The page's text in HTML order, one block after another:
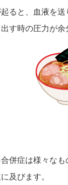
ると、血液を
す時の圧力が
併症は様々な
及びます。